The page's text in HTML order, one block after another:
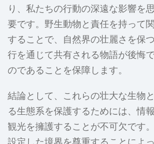
り、私たちの行動の深遠な影響を
要です。野生動物と責任を持って
することで、自然界の壮麗さを保
行を通じて共有される物語が後悔
のであることを保障します。
結論として、これらの壮大な生物
る生態系を保護するためには、情
観光を擁護することが不可欠です